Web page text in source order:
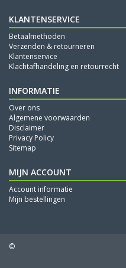
KLANTENSERVICE
Betaalmethoden
Verzenden & retourneren
Klantenservice
Klachtafhandeling en retourrecht
INFORMATIE
Over ons
Algemene voorwaarden
Disclaimer
Privacy Policy
Sitemap
MIJN ACCOUNT
Account informatie
Mijn bestellingen
©